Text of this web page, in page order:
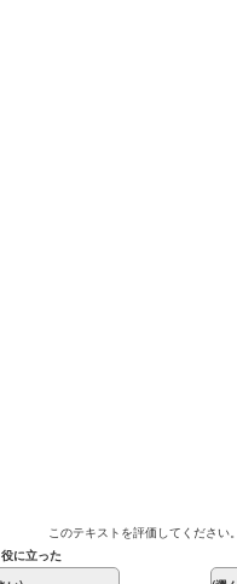
このテキストを評価してください。
役に立った